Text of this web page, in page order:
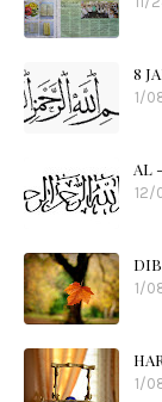
8
1/
AL
12/
1/
1/